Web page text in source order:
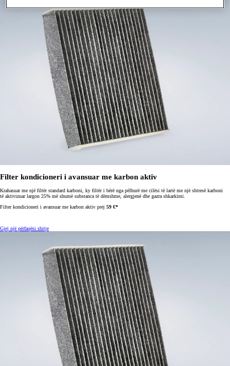
Filter kondicioneri i avansuar me karbon aktiv
Krahasuar me një filtër standard karboni, ky filtër i bërë nga pëlhurë me cilësi të lartë me një shtresë karboni
të aktivizuar largon 25% më shumë substanca të dëmshme, alergjenë dhe gazra shkarkimi.
Filter kondicioneri i avansuar me karbon aktiv prej 59 €*
Gjej një përfaqësi shitje